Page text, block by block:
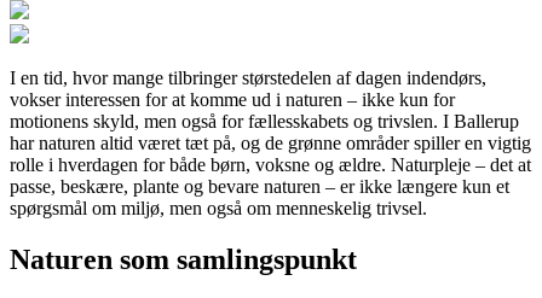
I en tid, hvor mange tilbringer størstedelen af dagen indendørs,
vokser interessen for at komme ud i naturen – ikke kun for
motionens skyld, men også for fællesskabets og trivslen. I Ballerup
har naturen altid været tæt på, og de grønne områder spiller en vigtig
rolle i hverdagen for både børn, voksne og ældre. Naturpleje – det at
passe, beskære, plante og bevare naturen – er ikke længere kun et
spørgsmål om miljø, men også om menneskelig trivsel.
Naturen som samlingspunkt